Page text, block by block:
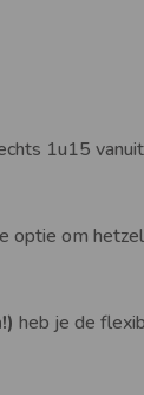
1u15
optie om
heb je de